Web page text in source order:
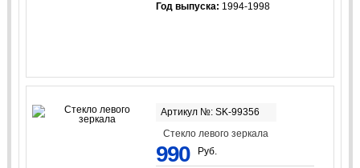
Год выпуска: 1994-1998
Артикул №: SK-99356
Стекло левого зеркала
990 Руб.